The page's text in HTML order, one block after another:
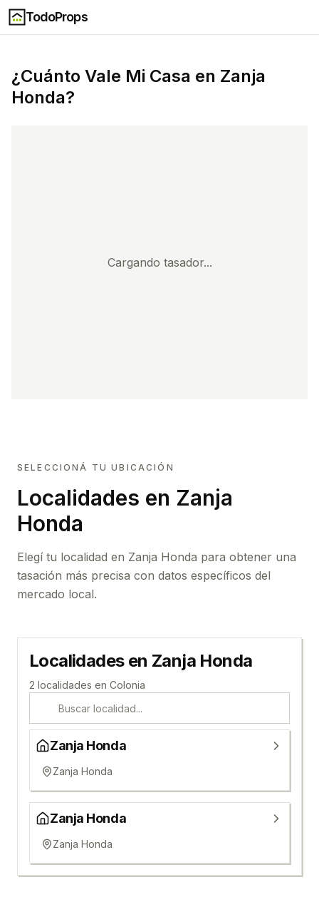
TodoProps
¿Cuánto Vale Mi Casa en Zanja
Honda?
Cargando tasador...
SELECCIONÁ TU UBICACIÓN
Localidades en Zanja
Honda
Elegí tu localidad en Zanja Honda para obtener una
tasación más precisa con datos específicos del
mercado local.
Localidades en Zanja Honda
2 localidades en Colonia
Zanja Honda
Zanja Honda
Zanja Honda
Zanja Honda